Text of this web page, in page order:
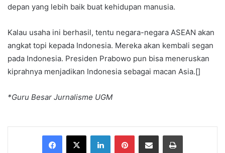
depan yang lebih baik buat kehidupan manusia.
Kalau usaha ini berhasil, tentu negara-negara ASEAN akan
angkat topi kepada Indonesia. Mereka akan kembali segan
pada Indonesia. Presiden Prabowo pun bisa meneruskan
kiprahnya menjadikan Indonesia sebagai macan Asia.[]
*Guru Besar Jurnalisme UGM
Facebook
X LinkedInPinterestShare via Email Print